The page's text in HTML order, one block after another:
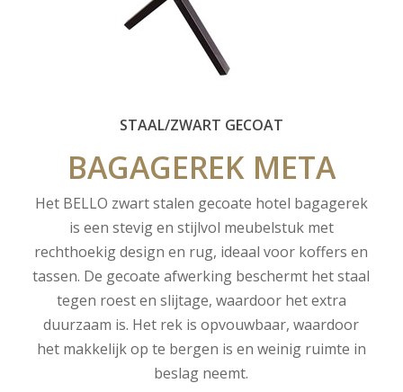
STAAL/ZWART GECOAT
BAGAGEREK META
Het BELLO zwart stalen gecoate hotel bagagerek
is een stevig en stijlvol meubelstuk met
rechthoekig design en rug, ideaal voor koffers en
tassen. De gecoate afwerking beschermt het staal
tegen roest en slijtage, waardoor het extra
duurzaam is. Het rek is opvouwbaar, waardoor
het makkelijk op te bergen is en weinig ruimte in
beslag neemt.